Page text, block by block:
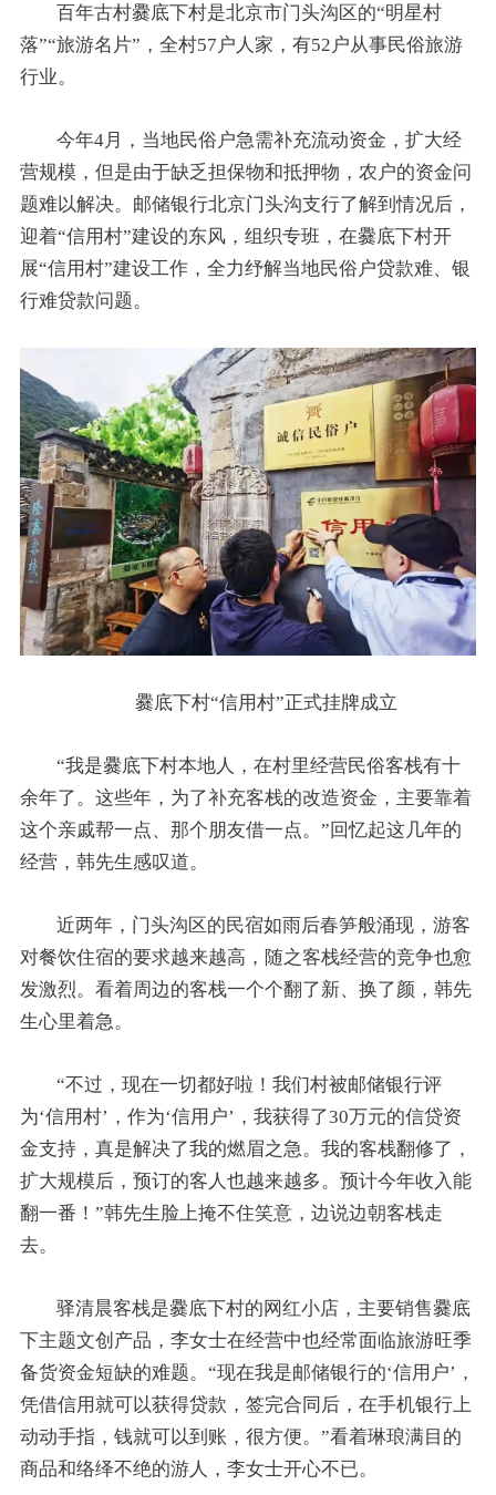
百年古村爨底下村是北京市门头沟区的“明星村
落”“旅游名片”，全村57户人家，有52户从事民俗旅游
行业。
今年4月，当地民俗户急需补充流动资金，扩大经
营规模，但是由于缺乏担保物和抵押物，农户的资金问
题难以解决。邮储银行北京门头沟支行了解到情况后，
迎着“信用村”建设的东风，组织专班，在爨底下村开
展“信用村”建设工作，全力纾解当地民俗户贷款难、银
行难贷款问题。
爨底下村“信用村”正式挂牌成立
“我是爨底下村本地人，在村里经营民俗客栈有十
余年了。这些年，为了补充客栈的改造资金，主要靠着
这个亲戚帮一点、那个朋友借一点。”回忆起这几年的
经营，韩先生感叹道。
近两年，门头沟区的民宿如雨后春笋般涌现，游客
对餐饮住宿的要求越来越高，随之客栈经营的竞争也愈
发激烈。看着周边的客栈一个个翻了新、换了颜，韩先
生心里着急。
“不过，现在一切都好啦！我们村被邮储银行评
为‘信用村’，作为‘信用户’，我获得了30万元的信贷资
金支持，真是解决了我的燃眉之急。我的客栈翻修了，
扩大规模后，预订的客人也越来越多。预计今年收入能
翻一番！”韩先生脸上掩不住笑意，边说边朝客栈走
去。
驿清晨客栈是爨底下村的网红小店，主要销售爨底
下主题文创产品，李女士在经营中也经常面临旅游旺季
备货资金短缺的难题。“现在我是邮储银行的‘信用户’，
凭借信用就可以获得贷款，签完合同后，在手机银行上
动动手指，钱就可以到账，很方便。”看着琳琅满目的
商品和络绎不绝的游人，李女士开心不已。